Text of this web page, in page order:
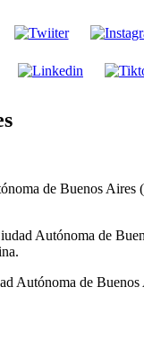
de Buenos
Autónoma de
Autónoma de